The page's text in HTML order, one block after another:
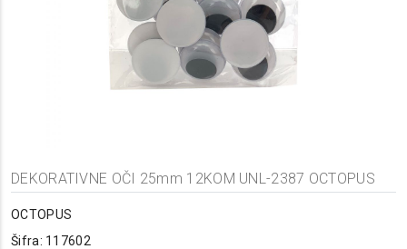
DEKORATIVNE OČI 25mm 12KOM UNL-2387 OCTOPUS
OCTOPUS
Šifra: 117602